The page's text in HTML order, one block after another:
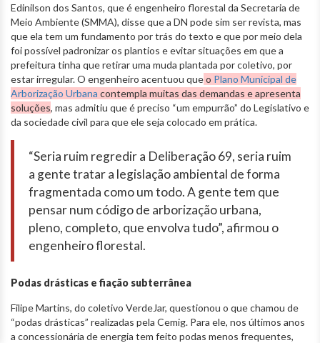
Edinilson dos Santos, que é engenheiro florestal da Secretaria de
Meio Ambiente (SMMA), disse que a DN pode sim ser revista, mas
que ela tem um fundamento por trás do texto e que por meio dela
foi possível padronizar os plantios e evitar situações em que a
prefeitura tinha que retirar uma muda plantada por coletivo, por
estar irregular. O engenheiro acentuou queo Plano Municipal de
Arborização Urbana contempla muitas das demandas e apresenta
soluções, mas admitiu que é preciso “um empurrão” do Legislativo e
da sociedade civil para que ele seja colocado em prática.
“Seria ruim regredir a Deliberação 69, seria ruim
a gente tratar a legislação ambiental de forma
fragmentada como um todo. A gente tem que
pensar num código de arborização urbana,
pleno, completo, que envolva tudo”, afirmou o
engenheiro florestal.
Podas drásticas e fiação subterrânea
Filipe Martins, do coletivo VerdeJar, questionou o que chamou de
“podas drásticas” realizadas pela Cemig. Para ele, nos últimos anos
a concessionária de energia tem feito podas menos frequentes,